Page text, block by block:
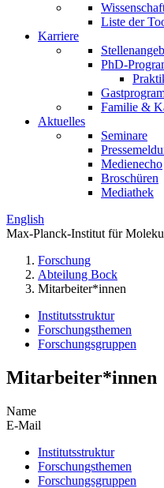
Liste der
Karriere
PhD-
Familie &
Aktuelles
Seminare
Medienecho
Broschüren
Mediathek
English
Max-Planck-Institut für
Forschung
Abteilung Bock
Mitarbeiter*innen
Institutsstruktur
Forschungsthemen
Forschungsgruppen
Mitarbeiter*innen
Name
E-Mail
Institutsstruktur
Forschungsthemen
Forschungsgruppen